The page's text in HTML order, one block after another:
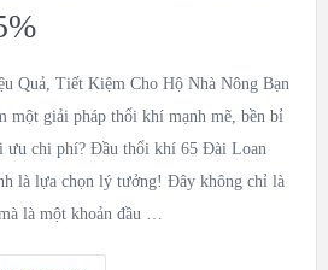
Quả, Tiết Kiệm Cho Hộ Nhà Nông Bạn
một giải pháp thổi khí mạnh mẽ, bền bỉ
ưu chi phí? Đầu thổi khí 65 Đài Loan
là lựa chọn lý tưởng! Đây không chỉ là
là một khoản đầu …